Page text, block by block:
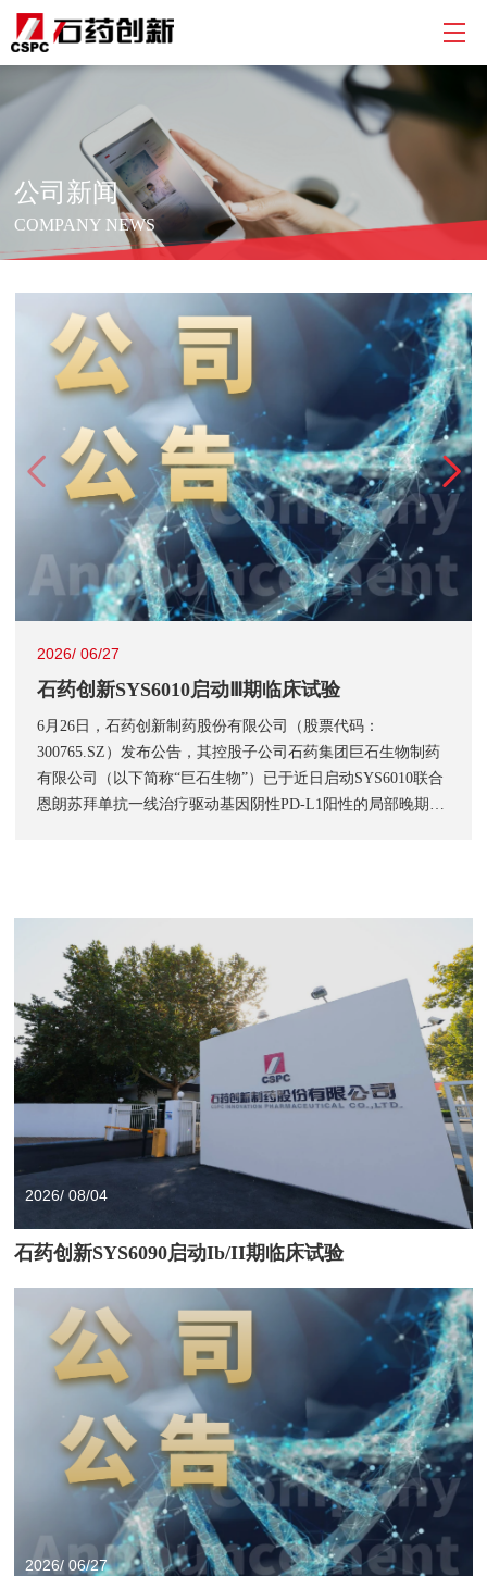
公司新闻
COMPANY NEWS
2026/ 06/27
石药创新SYS6010启动Ⅲ期临床试验
6月26日，石药创新制药股份有限公司（股票代码：
300765.SZ）发布公告，其控股子公司石药集团巨石生物制药
有限公司（以下简称“巨石生物”）已于近日启动SYS6010联合
恩朗苏拜单抗一线治疗驱动基因阴性PD-L1阳性的局部晚期或
2026/ 08/04
石药创新SYS6090启动Ib/II期临床试验
2026/ 06/27